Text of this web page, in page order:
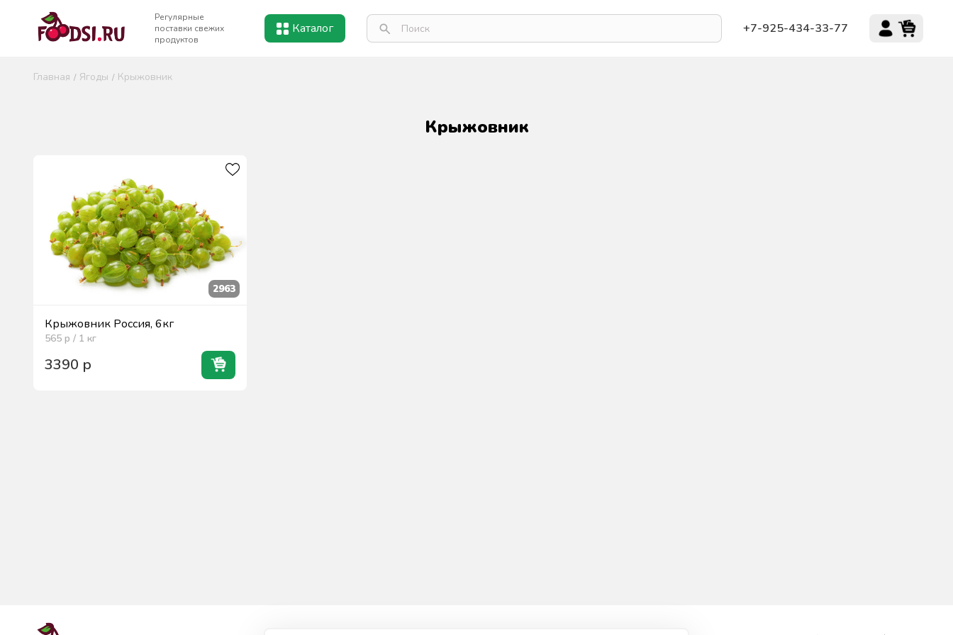
Регулярные
поставки свежих
продуктов
Каталог +7-925-434-33-77
Главная Ягоды Крыжовник
Крыжовник
2963
Крыжовник Россия, 6кг
565 р / 1 кг
3390 р